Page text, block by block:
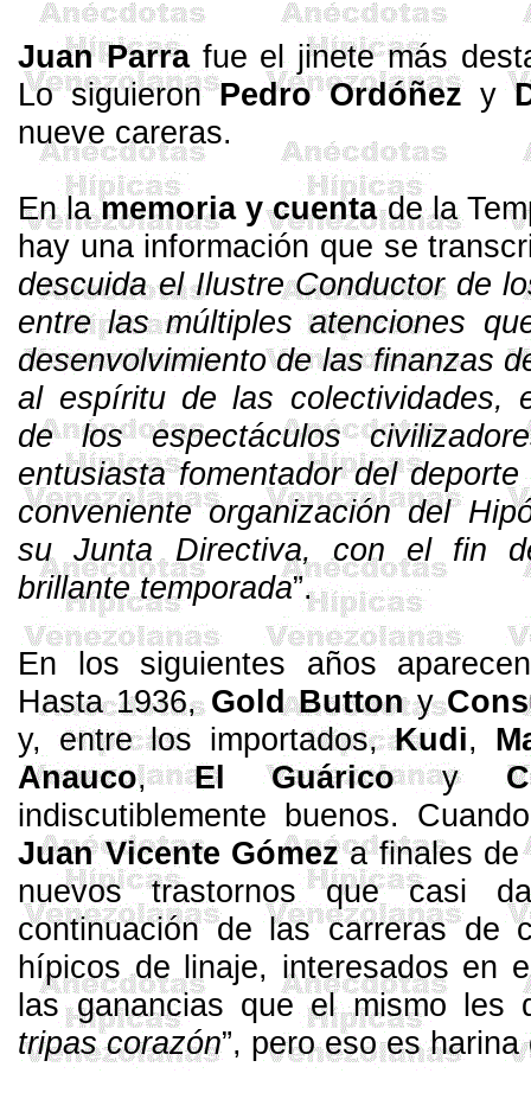
Juan Parrafue el jinete más
Lo siguieronPedro Ordóñezy
nueve careras.
En lamemoria y cuentade la
hay una información que se
descuida el Ilustre Conductor de
entre las múltiples atenciones
desenvolvimiento de las finanzas
al espíritu de las colectividades,
de los espectáculos
entusiasta fomentador del
conveniente organización del
su Junta Directiva, con el fin
brillante temporada”.
En los siguientes años
Hasta 1936,GoldButtony
y, entre los importados,Kudi,
Anauco,El Guáricoy
indiscutiblemente buenos.
Juan Vicente Gómeza finales de
nuevos trastornos que casi
continuación de las carreras de
hípicos de linaje, interesados en
las ganancias que el mismo les
tripas corazón”, pero eso es